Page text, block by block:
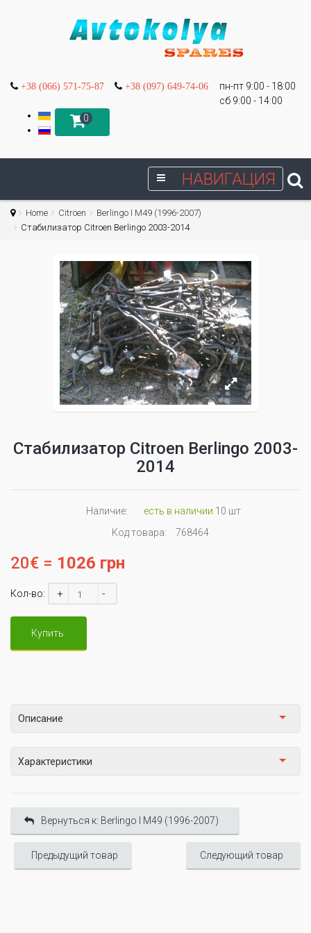
+38 (066) 571-75-87 +38 (097) 649-74-06
пн-пт 9:00 - 18:00
сб 9:00 - 14:00
0
НАВИГАЦИЯ
Home Citroen
Berlingo I М49 (1996-2007)
Стабилизатор Citroen Berlingo 2003-2014
Стабилизатор Citroen Berlingo 2003-
2014
Наличие: есть в наличии 10 шт
Код товара:
768464
20€ = 1026 грн
Кол-во: + -
Купить
Описание
Характеристики
Вернуться к: Berlingo I М49 (1996-2007)
Предыдущий товар Следующий товар